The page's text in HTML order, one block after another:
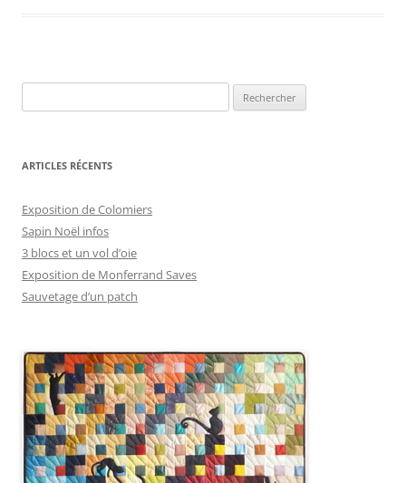
ARTICLES RÉCENTS
Exposition de Colomiers
Sapin Noël infos
3 blocs et un vol d’oie
Exposition de Monferrand Saves
Sauvetage d’un patch